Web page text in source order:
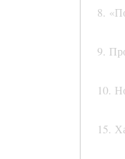
8.
9.
10.
15.